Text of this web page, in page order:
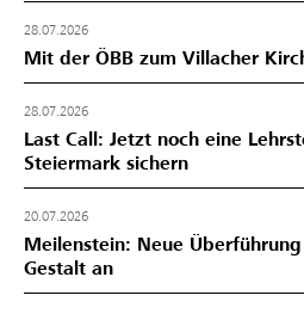
28.07.2026
Mit der ÖBB zum Villacher
28.07.2026
Last Call: Jetzt noch eine
Steiermark sichern
20.07.2026
Meilenstein: Neue
Gestalt an